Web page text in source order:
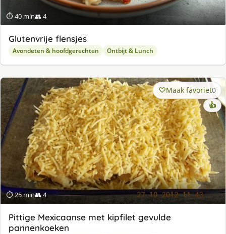
⏱ 40 min👥 4
Glutenvrije flensjes
Avondeten & hoofdgerechten Ontbijt & Lunch
⏱ 25 min👥 4
Maak favoriet0
👍
Pittige Mexicaanse met kipfilet gevulde
pannenkoeken